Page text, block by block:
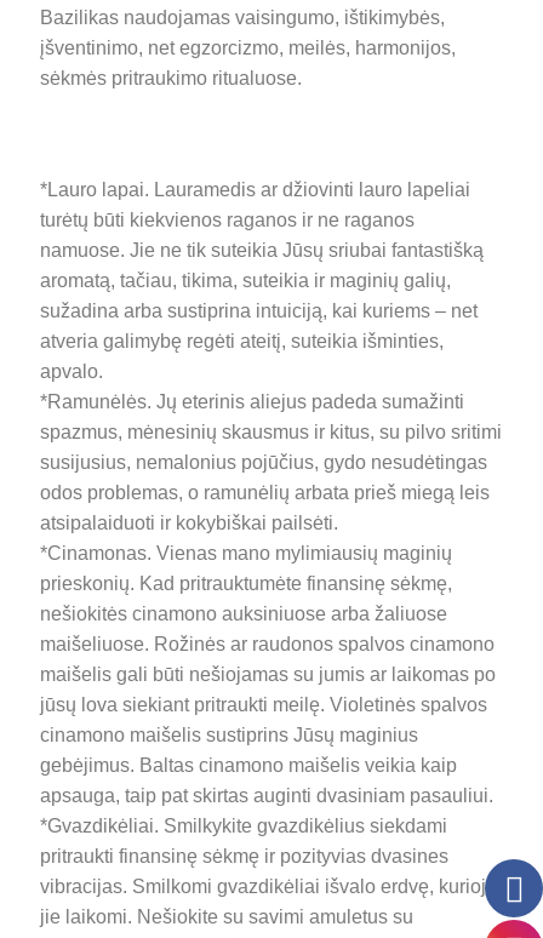
Bazilikas naudojamas vaisingumo, ištikimybės,
įšventinimo, net egzorcizmo, meilės, harmonijos,
sėkmės pritraukimo ritualuose.
*Lauro lapai. Lauramedis ar džiovinti lauro lapeliai
turėtų būti kiekvienos raganos ir ne raganos
namuose. Jie ne tik suteikia Jūsų sriubai fantastišką
aromatą, tačiau, tikima, suteikia ir maginių galių,
sužadina arba sustiprina intuiciją, kai kuriems – net
atveria galimybę regėti ateitį, suteikia išminties,
apvalo.
*Ramunėlės. Jų eterinis aliejus padeda sumažinti
spazmus, mėnesinių skausmus ir kitus, su pilvo sritimi
susijusius, nemalonius pojūčius, gydo nesudėtingas
odos problemas, o ramunėlių arbata prieš miegą leis
atsipalaiduoti ir kokybiškai pailsėti.
*Cinamonas. Vienas mano mylimiausių maginių
prieskonių. Kad pritrauktumėte finansinę sėkmę,
nešiokitės cinamono auksiniuose arba žaliuose
maišeliuose. Rožinės ar raudonos spalvos cinamono
maišelis gali būti nešiojamas su jumis ar laikomas po
jūsų lova siekiant pritraukti meilę. Violetinės spalvos
cinamono maišelis sustiprins Jūsų maginius
gebėjimus. Baltas cinamono maišelis veikia kaip
apsauga, taip pat skirtas auginti dvasiniam pasauliui.
*Gvazdikėliai. Smilkykite gvazdikėlius siekdami
pritraukti finansinę sėkmę ir pozityvias dvasines
vibracijas. Smilkomi gvazdikėliai išvalo erdvę, kurioje
jie laikomi. Nešiokite su savimi amuletus su